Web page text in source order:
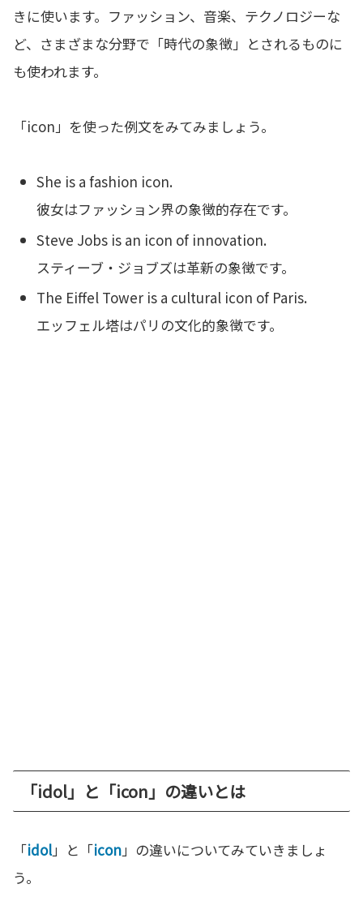
きに使います。ファッション、音楽、テクノロジーな
ど、さまざまな分野で「時代の象徴」とされるものに
も使われます。
「icon」を使った例文をみてみましょう。
She is a fashion icon.
彼女はファッション界の象徴的存在です。
Steve Jobs is an icon of innovation.
スティーブ・ジョブズは革新の象徴です。
The Eiffel Tower is a cultural icon of Paris.
エッフェル塔はパリの文化的象徴です。
「idol」と「icon」の違いとは
「idol」と「icon」の違いについてみていきましょ
う。